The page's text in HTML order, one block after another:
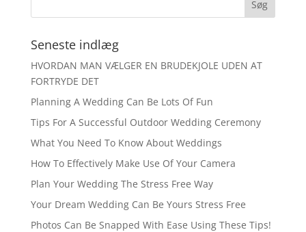
Seneste indlæg
HVORDAN MAN VÆLGER EN BRUDEKJOLE UDEN AT
FORTRYDE DET
Planning A Wedding Can Be Lots Of Fun
Tips For A Successful Outdoor Wedding Ceremony
What You Need To Know About Weddings
How To Effectively Make Use Of Your Camera
Plan Your Wedding The Stress Free Way
Your Dream Wedding Can Be Yours Stress Free
Photos Can Be Snapped With Ease Using These Tips!